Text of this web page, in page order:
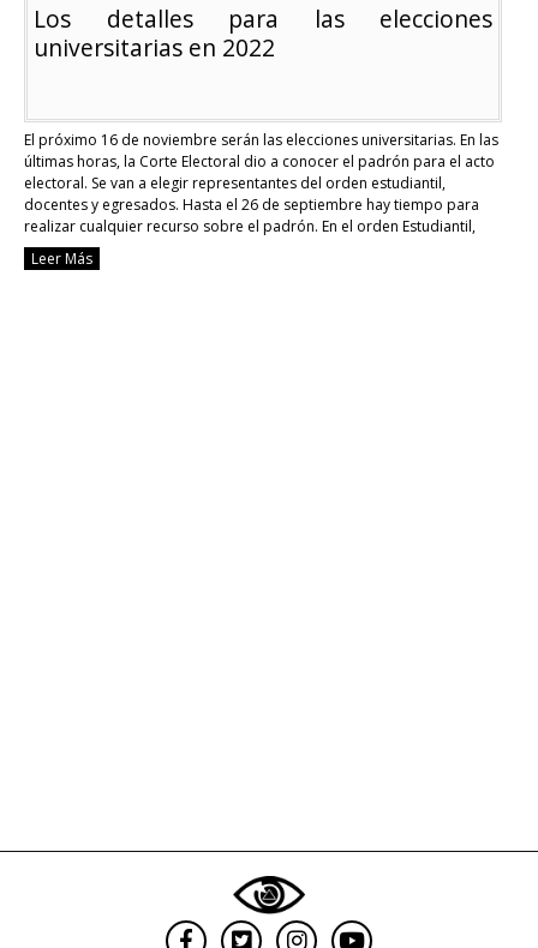
Los detalles para las elecciones
universitarias en 2022
El próximo 16 de noviembre serán las elecciones universitarias. En las
últimas horas, la Corte Electoral dio a conocer el padrón para el acto
electoral. Se van a elegir representantes del orden estudiantil,
docentes y egresados. Hasta el 26 de septiembre hay tiempo para
realizar cualquier recurso sobre el padrón. En el orden Estudiantil,
tanto …Continue reading
Leer Más